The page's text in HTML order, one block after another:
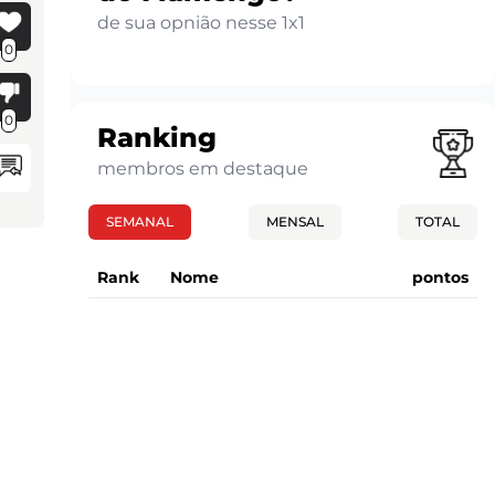
0
0
de sua opnião nesse 1x1
Ranking
membros em destaque
SEMANAL MENSAL TOTAL
Rank Nome pontos